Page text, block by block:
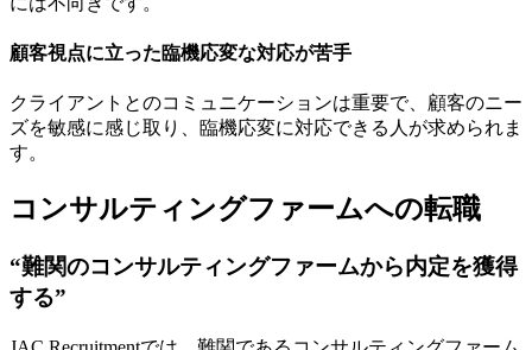
顧客視点に立った臨機応変な対応が苦手
クライアントとのコミュニケーションは重要で、顧客のニー
ズを敏感に感じ取り、臨機応変に対応できる人が求められま
す。
コンサルティングファームへの転職
“難関のコンサルティングファームから内定を獲得
する”